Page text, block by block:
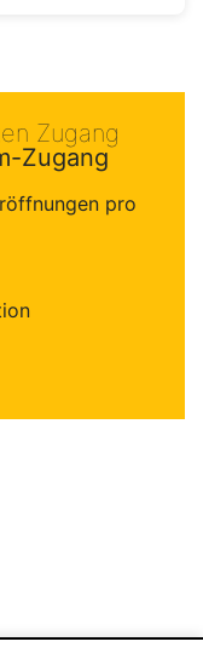
Zugang
Zugang
pro